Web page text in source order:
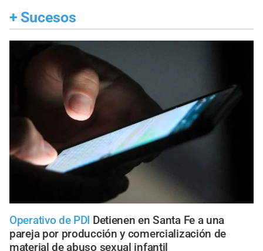
+ Sucesos
Operativo de PDI Detienen en Santa Fe a una
pareja por producción y comercialización de
material de abuso sexual infantil